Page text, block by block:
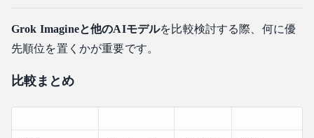
Grok Imagineと他のAIモデルを比較検討する際、何に優
先順位を置くかが重要です。
比較まとめ